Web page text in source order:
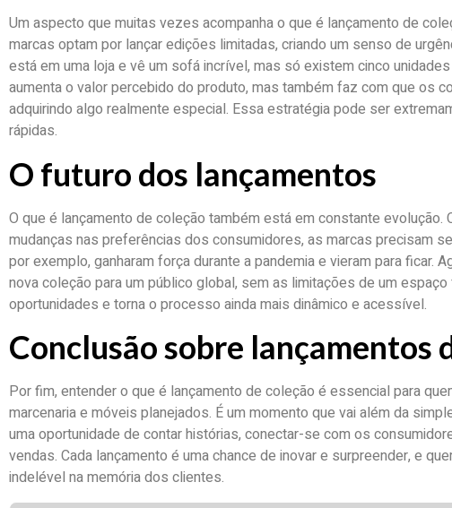
Um aspecto que muitas vezes acompanha o que é lançamento de
marcas optam por lançar edições limitadas, criando um senso de
está em uma loja e vê um sofá incrível, mas só existem cinco
aumenta o valor percebido do produto, mas também faz com que os
adquirindo algo realmente especial. Essa estratégia pode ser
rápidas.
O futuro dos lançamentos
O que é lançamento de coleção também está em constante evolução.
mudanças nas preferências dos consumidores, as marcas precisam
por exemplo, ganharam força durante a pandemia e vieram para ficar.
nova coleção para um público global, sem as limitações de um
oportunidades e torna o processo ainda mais dinâmico e acessível.
Conclusão sobre lançamentos
Por fim, entender o que é lançamento de coleção é essencial para
marcenaria e móveis planejados. É um momento que vai além da
uma oportunidade de contar histórias, conectar-se com os
vendas. Cada lançamento é uma chance de inovar e surpreender, e
indelével na memória dos clientes.